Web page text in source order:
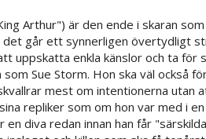
Arthur") är den ende i skaran
går ett synnerligen övertydligt
uppskatta enkla känslor och ta för
Sue Storm. Hon ska väl också
mest om intentionerna utan
repliker som om hon var med i
diva redan innan han får